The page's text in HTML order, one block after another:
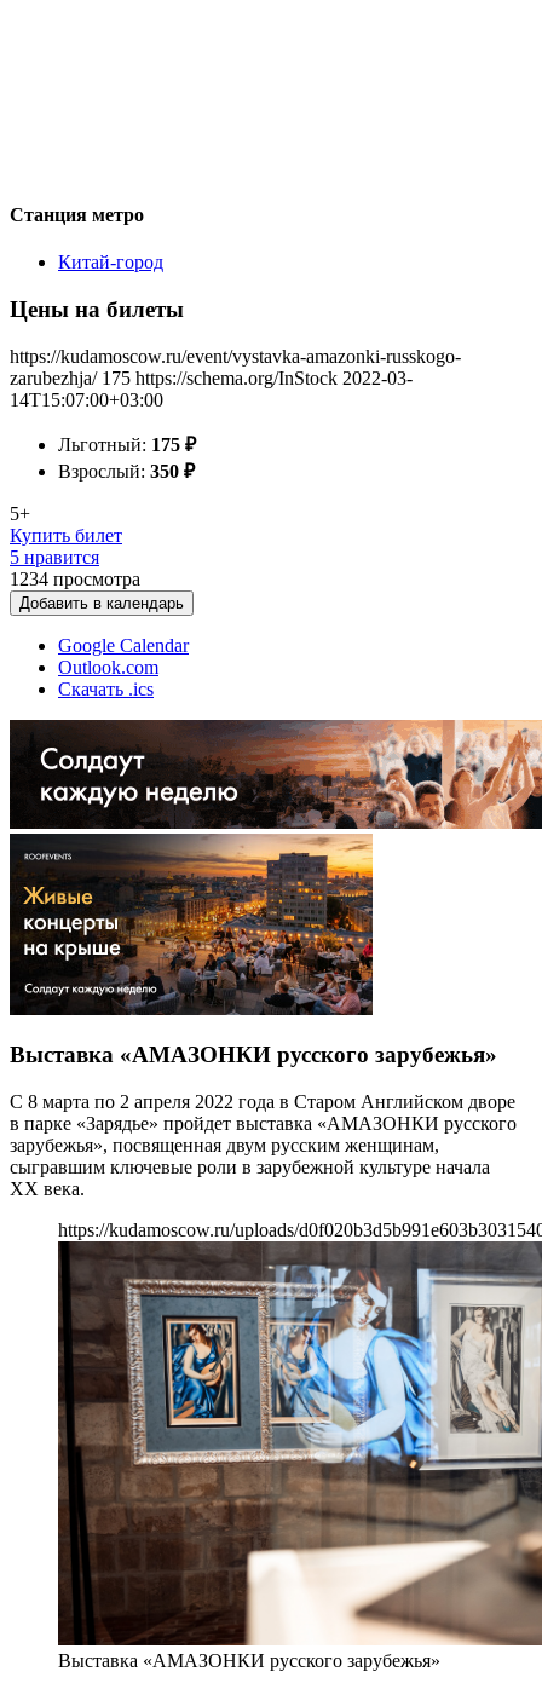
Станция метро
Китай-город
Цены на билеты
https://kudamoscow.ru/event/vystavka-amazonki-russkogo-
zarubezhja/ 175 https://schema.org/InStock 2022-03-
14T15:07:00+03:00
Льготный: 175 ₽
Взрослый: 350 ₽
5+
Купить билет
5 нравится
1234 просмотра
Добавить в календарь
Google Calendar
Outlook.com
Скачать .ics
Выставка «АМАЗОНКИ русского зарубежья»
С 8 марта по 2 апреля 2022 года в Старом Английском дворе
в парке «Зарядье» пройдет выставка «АМАЗОНКИ русского
зарубежья», посвященная двум русским женщинам,
сыгравшим ключевые роли в зарубежной культуре начала
XX века.
https://kudamoscow.ru/uploads/
Выставка «АМАЗОНКИ русского зарубежья»